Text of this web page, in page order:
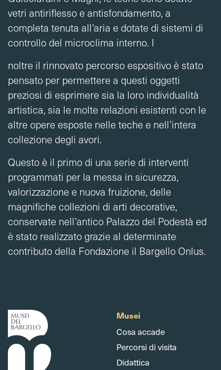
vetri antiriflesso e antisfondamento, a
completa tenuta all’aria e dotate di sistemi di
controllo del microclima interno. I
noltre il rinnovato percorso espositivo è stato
pensato per permettere a questi oggetti
preziosi di esprimere sia la loro individualità
artistica, sia le molte relazioni esistenti con le
altre opere esposte nelle teche e nell’intera
collezione degli avori.
Questo è il primo di una serie di interventi
programmati per la messa in sicurezza,
valorizzazione e nuova fruizione, delle
magnifiche collezioni di arti decorative,
conservate nell’antico Palazzo del Podestà ed
è stato realizzato grazie al determinate
contributo della Fondazione il Bargello Onlus.
Musei
Cosa accade
Percorsi di visita
Didattica